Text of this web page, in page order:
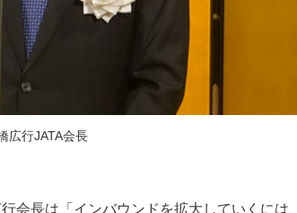
広行JATA会長
長は「インバウンドを拡大していくには、